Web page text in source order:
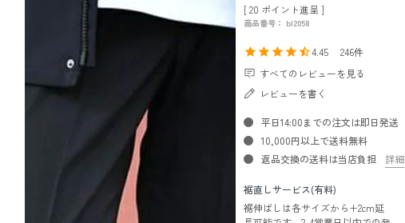
[ 20 ポイント進呈 ]
商品番号 bl2058
4.45
246
すべてのレビューを見る
レビューを書く
平日14:00までの注文は即日発送
10,000円以上で送料無料
返品交換の送料は当店負担
詳細
裾直しサービス(有料)
裾伸ばしは各サイズから+2cm延